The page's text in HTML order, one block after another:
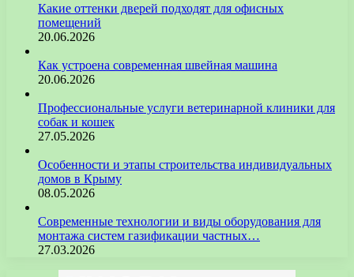
Какие оттенки дверей подходят для офисных
помещений
20.06.2026
Как устроена современная швейная машина
20.06.2026
Профессиональные услуги ветеринарной клиники для
собак и кошек
27.05.2026
Особенности и этапы строительства индивидуальных
домов в Крыму
08.05.2026
Современные технологии и виды оборудования для
монтажа систем газификации частных…
27.03.2026